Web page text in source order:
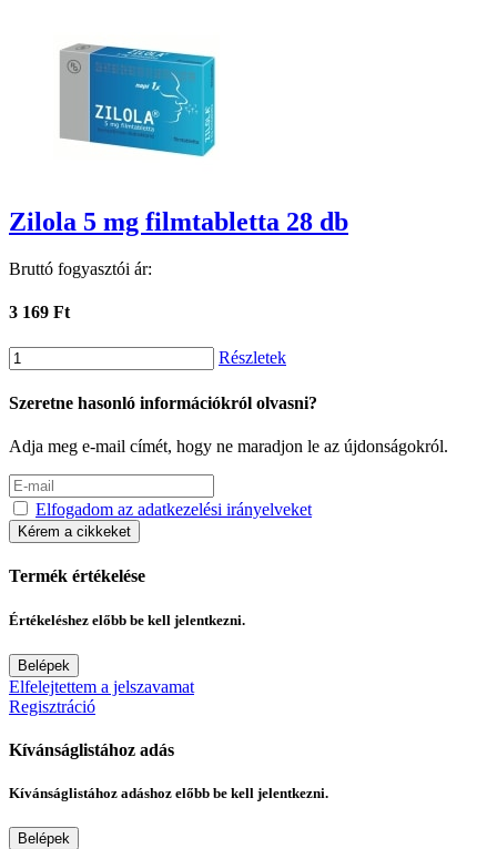
Zilola 5 mg filmtabletta 28 db
Bruttó fogyasztói ár:
3 169 Ft
Részletek
Szeretne hasonló információkról olvasni?
Adja meg e-mail címét, hogy ne maradjon le az újdonságokról.
Elfogadom az adatkezelési irányelveket
Kérem a cikkeket
Termék értékelése
Értékeléshez előbb be kell jelentkezni.
Belépek
Elfelejtettem a jelszavamat
Regisztráció
Kívánságlistához adás
Kívánságlistához adáshoz előbb be kell jelentkezni.
Belépek